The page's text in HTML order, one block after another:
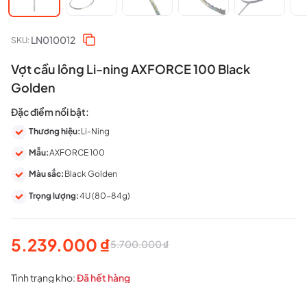
SKU: LN010012
Vợt cầu lông Li-ning AXFORCE 100 Black
Golden
Đặc điểm nổi bật:
Thương hiệu: Li-Ning
Mẫu:AXFORCE 100
Màu sắc: Black Golden
Trọng lượng:4U (80-84g)
5.700.000₫
Giá
5.239.000 ₫
Giá
Tình trạng kho:Đã hết hàng